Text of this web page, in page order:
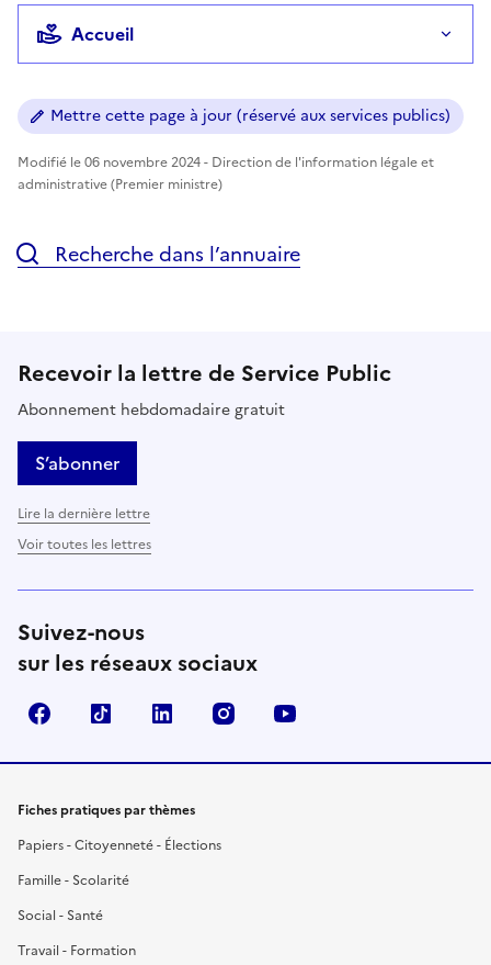
Accueil
Mettre cette page à jour (réservé aux services publics)
Modifié le 06 novembre 2024 - Direction de l'information légale et
administrative (Premier ministre)
Recherche dans l’annuaire
Recevoir la lettre de Service Public
Abonnement hebdomadaire gratuit
S’abonner
Lire la dernière lettre
Voir toutes les lettres
Suivez-nous
sur les réseaux sociaux
FacebookTikTok LinkedIn Instagram
Fiches pratiques par thèmes
Papiers - Citoyenneté - Élections
Famille - Scolarité
Social - Santé
Travail - Formation